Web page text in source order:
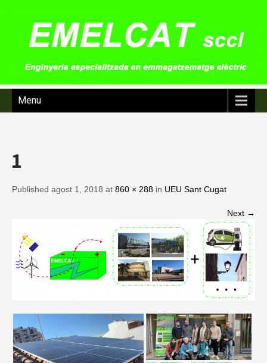
Menu
1
Published agost 1, 2018 at 860 × 288 in UEU Sant Cugat
Next →